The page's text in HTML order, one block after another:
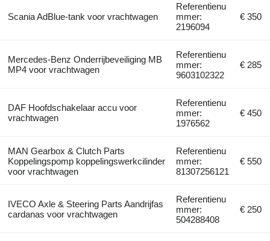
Scania AdBlue-tank voor vrachtwagen
Referentienu
mmer:
2196094
€ 350
Mercedes-Benz Onderrijbeveiliging MB
MP4 voor vrachtwagen
Referentienu
mmer:
9603102322
€ 285
DAF Hoofdschakelaar accu voor
vrachtwagen
Referentienu
mmer:
1976562
€ 450
MAN Gearbox & Clutch Parts
Koppelingspomp koppelingswerkcilinder
voor vrachtwagen
Referentienu
mmer:
81307256121
€ 550
IVECO Axle & Steering Parts Aandrijfas
cardanas voor vrachtwagen
Referentienu
mmer:
504288408
€ 250